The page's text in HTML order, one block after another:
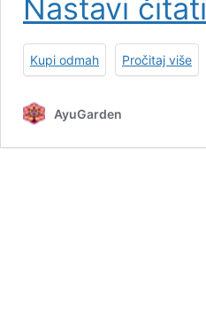
Nastavi čitati
Kupi odmah Pročitaj više
AyuGarden